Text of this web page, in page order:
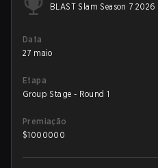
BLAST Slam Season 7 2026
Data
27 maio
Etapa
Group Stage - Round 1
Premiação
$1000000